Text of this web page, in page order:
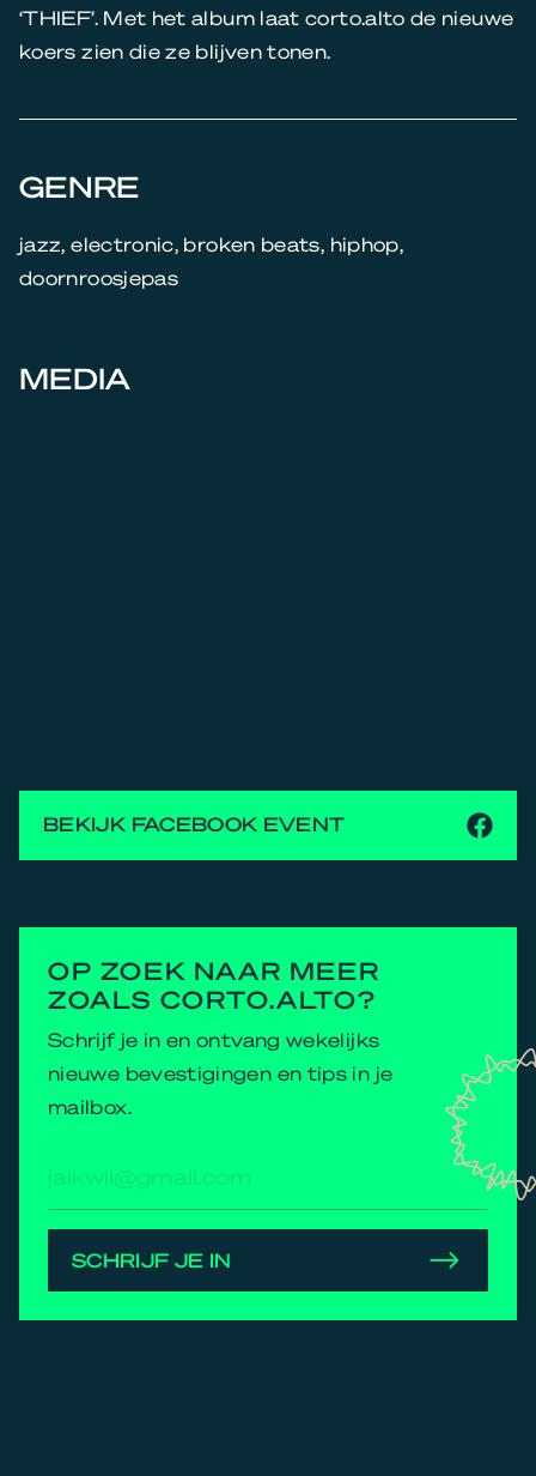
‘THIEF’. Met het album laat corto.alto de nieuwe
koers zien die ze blijven tonen.
GENRE
jazz, electronic, broken beats, hiphop,
doornroosjepas
MEDIA
BEKIJK FACEBOOK EVENT
OP ZOEK NAAR MEER
ZOALS CORTO.ALTO?
Schrijf je in en ontvang wekelijks
nieuwe bevestigingen en tips in je
mailbox.
mailadres
SCHRIJF JE IN